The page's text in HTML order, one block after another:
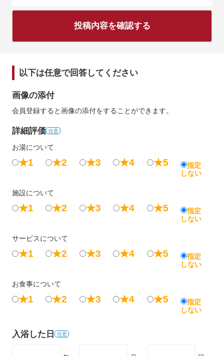
投稿内容を確認する
以下は任意で回答してください
画像の添付
会員登録すると画像の添付をすることができます。
詳細評価 任意
お湯について
★1 ★2 ★3 ★4 ★5
指定
しない
施設について
★1 ★2 ★3 ★4 ★5
指定
しない
サービスについて
★1 ★2 ★3 ★4 ★5
指定
しない
お食事について
★1 ★2 ★3 ★4 ★5
指定
しない
入浴した日 任意